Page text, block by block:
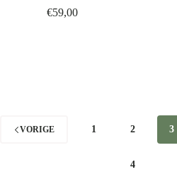
€59,00
VORIGE 1 2 3
4